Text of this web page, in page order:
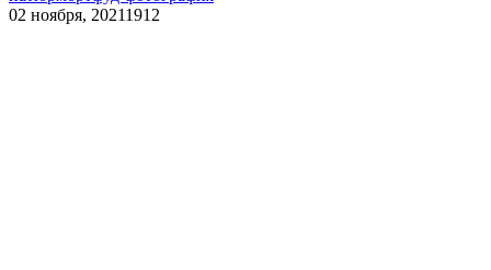
02 ноября, 20211912